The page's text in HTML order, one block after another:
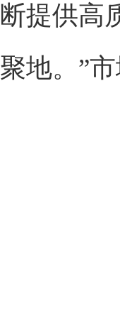
提供高
地。”